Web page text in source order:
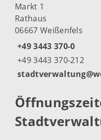
Markt 1
Rathaus
06667 Weißenfels
+49 3443 370-0
+49 3443 370-212